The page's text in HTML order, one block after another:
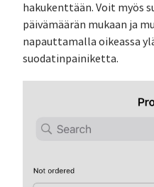
hakukenttään. Voit myös
päivämäärän mukaan ja
napauttamalla oikeassa
suodatinpainiketta.